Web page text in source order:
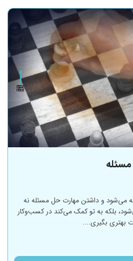
می‌شود و داشتن مهارت حل مسئله نه
بلکه به تو کمک می‌کند در کسب‌وکار
بگیری....